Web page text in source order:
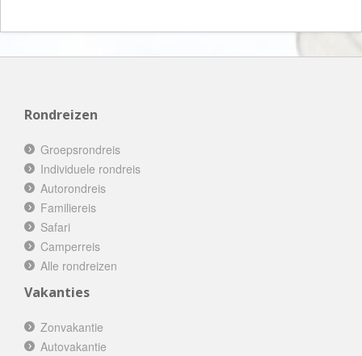
Rondreizen
Groepsrondreis
Individuele rondreis
Autorondreis
Familiereis
Safari
Camperreis
Alle rondreizen
Vakanties
Zonvakantie
Autovakantie